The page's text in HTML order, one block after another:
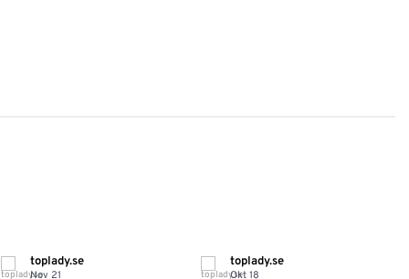
toplady.se
Nov 21
toplady.se
Okt 18